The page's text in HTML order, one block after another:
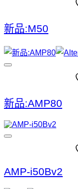
新品:M50
新品:AMP80
AMP-i50Bv2